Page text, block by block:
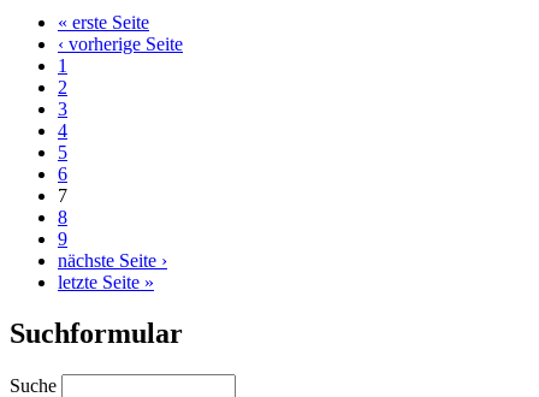
« erste Seite
‹ vorherige Seite
1
2
3
4
5
6
7
8
9
nächste Seite ›
letzte Seite »
Suchformular
Suche